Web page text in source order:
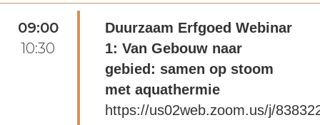
09:00
10:30
Duurzaam Erfgoed Webinar
1: Van Gebouw naar
gebied: samen op stoom
met aquathermie
https://us02web.zoom.us/j/